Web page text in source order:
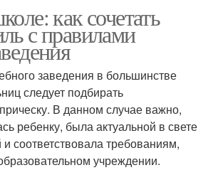
как сочетать
с правилами
заведения в большинстве
следует подбирать
В данном случае важно,
ребенку, была актуальной в свете
соответствовала требованиям,
учреждении.